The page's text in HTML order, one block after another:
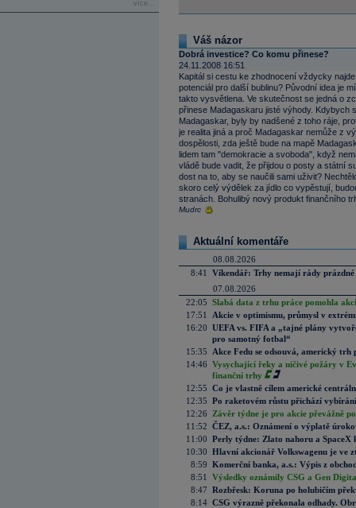
více...
Váš názor
Dobrá investice? Co komu přinese?
24.11.2008 16:51
Kapitál si cestu ke zhodnocení vždycky
potenciál pro další bublinu? Původní idea je
takto vysvětlena. Ve skutečnost se jedná o
přinese Madagaskaru jisté výhody. Kdybych
Madagaskar, byly by nadšené z toho ráje,
je realita jiná a proč Madagaskar nemůže z
dospělosti, zda ještě bude na mapě
lidem tam "demokracie a svoboda", když
vládě bude vadit, že přijdou o posty a státní
dost na to, aby se naučili sami uživit?
skoro celý výdělek za jídlo co vypěstují,
stranách. Bohulibý nový produkt finančního
Mudrc
Aktuální komentáře
08.08.2026
8:41
Víkendář: Trhy nemají rády prázdné
07.08.2026
22:05 Slabá data z trhu práce pomohla
17:51
Akcie v optimismu, průmysl v
16:20 UEFA vs. FIFA a „tajné plány
pro samotný fotbal“
15:35
Akce Fedu se odsouvá, americký
14:46 Vysychající řeky a ničivé požáry v
finanční trhy
12:55 Co je vlastně cílem americké
12:35 Po raketovém růstu přichází
12:26
Závěr týdne je pro akcie převážně
11:52 ČEZ, a.s.: Oznámení o výplatě
11:00 Perly týdne: Zlato nahoru a SpaceX
10:30 Hlavní akcionář Volkswagenu je ve
8:59 Komerční banka, a.s.: Výpis z
8:51
Výsledky oznámily CSG a Gen
8:47 Rozbřesk: Koruna po holubičím
8:14 CSG výrazně překonala odhady.